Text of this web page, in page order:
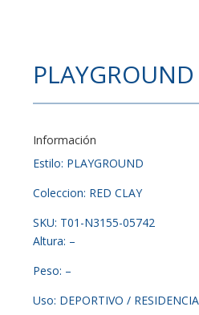
Información
Estilo: PLAYGROUND
Coleccion: RED CLAY
SKU: T01-N3155-05742
Altura: –
Peso: –
Uso: DEPORTIVO /